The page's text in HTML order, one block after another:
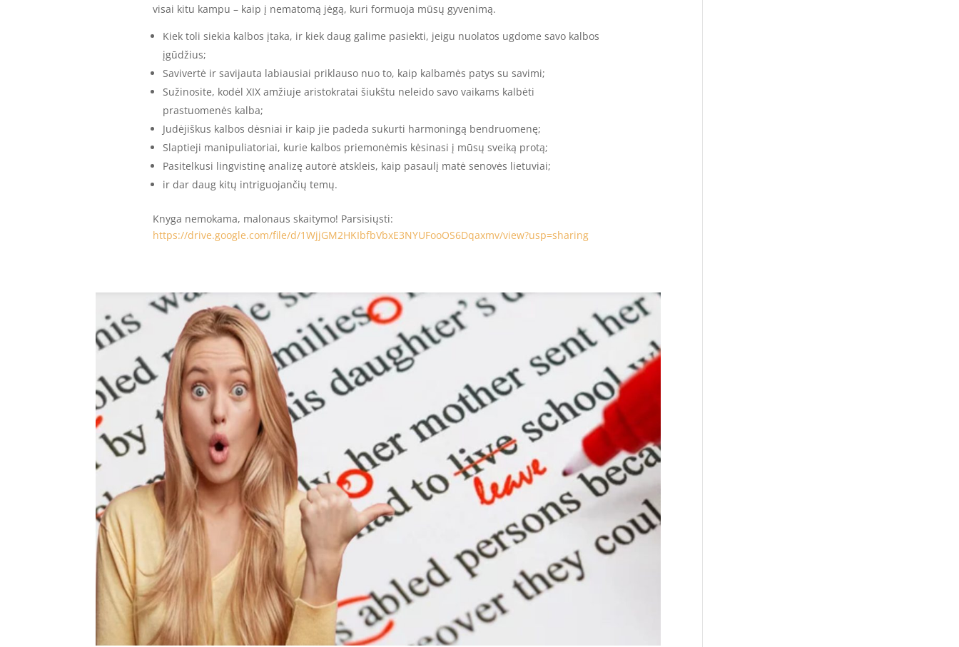
visai kitu kampu – kaip į nematomą jėgą, kuri formuoja mūsų gyvenimą.
Kiek toli siekia kalbos įtaka, ir kiek daug galime pasiekti, jeigu nuolatos ugdome savo kalbos
įgūdžius;
Savivertė ir savijauta labiausiai priklauso nuo to, kaip kalbamės patys su savimi;
Sužinosite, kodėl XIX amžiuje aristokratai šiukštu neleido savo vaikams kalbėti
prastuomenės kalba;
Judėjiškus kalbos dėsniai ir kaip jie padeda sukurti harmoningą bendruomenę;
Slaptieji manipuliatoriai, kurie kalbos priemonėmis kėsinasi į mūsų sveiką protą;
Pasitelkusi lingvistinę analizę autorė atskleis, kaip pasaulį matė senovės lietuviai;
ir dar daug kitų intriguojančių temų.
Knyga nemokama, malonaus skaitymo! Parsisiųsti:
https://drive.google.com/file/d/1WjjGM2HKIbfbVbxE3NYUFooOS6Dqaxmv/view?usp=sharing